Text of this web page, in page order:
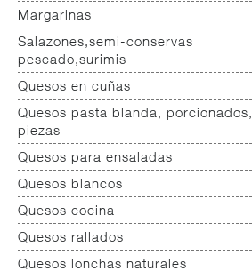
Internacional natas mantequillas
Internacional yogur,postre,otros
lacteos
Margarinas
Margarinas
Salazones,semi-conservas
pescado,surimis
Salazones
Bacalao-maruca
Bacalao desalado
Ahumados-aceite
Anchoa semi conserva
Caviar-sucedaneos
Surimis
Otros pescados maricos
preparados
Quesos en cuñas
Quesos cuñas nacionales
Quesos cuñas internacional
Quesos pasta blanda, porcionados,
piezas
Queso pasta blanda
Quesos cabra pasta blanda
Cremas queso untar
Quesos para ensaladas
Quesos ensaladas
Quesos blancos
Quesos mozarellas
Queso fresco ultrafiltrado
Queso fresco natural
Quesos cocina
Queso cocina
Quesos rallados
Queso rallado
Quesos lonchas naturales